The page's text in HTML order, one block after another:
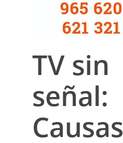
TV sin
señal: